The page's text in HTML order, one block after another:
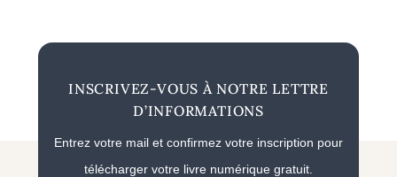
INSCRIVEZ-VOUS À NOTRE LETTRE
D’INFORMATIONS
Entrez votre mail et confirmez votre inscription pour
télécharger votre livre numérique gratuit.